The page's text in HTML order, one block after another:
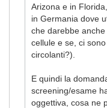
Arizona e in
in Germania dove
che darebbe
cellule e se, ci
circolanti?).
E quindi la
screening/esame
oggettiva, cosa ne